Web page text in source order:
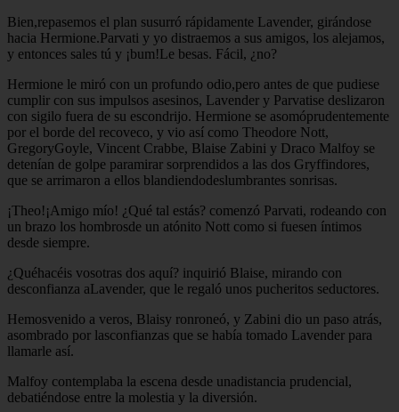
Bien,repasemos el plan susurró rápidamente Lavender, girándose
hacia Hermione.Parvati y yo distraemos a sus amigos, los alejamos,
y entonces sales tú y ¡bum!Le besas. Fácil, ¿no?
Hermione le miró con un profundo odio,pero antes de que pudiese
cumplir con sus impulsos asesinos, Lavender y Parvatise deslizaron
con sigilo fuera de su escondrijo. Hermione se asomóprudentemente
por el borde del recoveco, y vio así como Theodore Nott,
GregoryGoyle, Vincent Crabbe, Blaise Zabini y Draco Malfoy se
detenían de golpe paramirar sorprendidos a las dos Gryffindores,
que se arrimaron a ellos blandiendodeslumbrantes sonrisas.
¡Theo!¡Amigo mío! ¿Qué tal estás? comenzó Parvati, rodeando con
un brazo los hombrosde un atónito Nott como si fuesen íntimos
desde siempre.
¿Quéhacéis vosotras dos aquí? inquirió Blaise, mirando con
desconfianza aLavender, que le regaló unos pucheritos seductores.
Hemosvenido a veros, Blaisy ronroneó, y Zabini dio un paso atrás,
asombrado por lasconfianzas que se había tomado Lavender para
llamarle así.
Malfoy contemplaba la escena desde unadistancia prudencial,
debatiéndose entre la molestia y la diversión.